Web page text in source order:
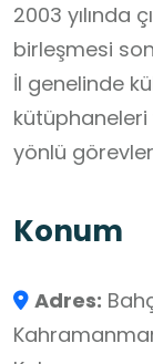
2003 yılında
birleşmesi
İl genelinde
kütüphaneleri
yönlü
Konum
Adres: